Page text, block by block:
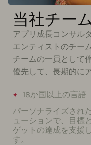
当社チー
アプリ成長コンサル
エンティストのチー
チームの一員として
優先して、長期的に
18か国以上の言語
パーソナライズされ
ューションで、目標
ゲットの達成を支援
す。